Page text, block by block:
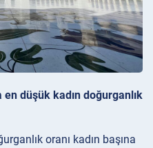
en düşük kadın doğurganlık
oranı kadın başına